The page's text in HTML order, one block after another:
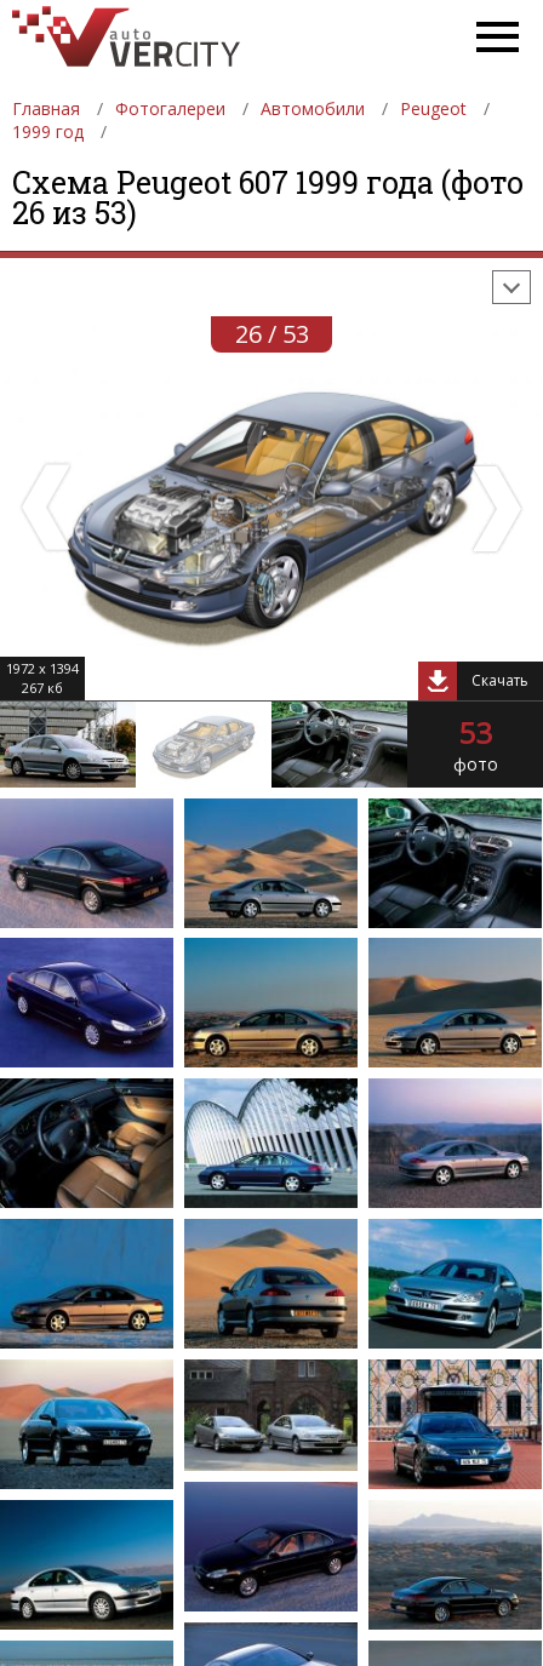
Главная Фотогалереи Автомобили
Peugeot
1999 год
Схема Peugeot 607 1999 года (фото
26 из 53)
ФОТОГАЛЕРЕИ АВТОМОБИЛИ
ДЕВУШКИ
АВТОСАЛОНЫ
26 / 53
1972 x 1394
267 кб
Скачать
53
фото